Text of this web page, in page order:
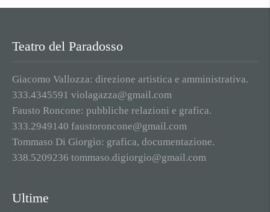
Teatro del Paradosso
Giacomo Vallozza: direzione artistica e amministrativa.
333.4345591 violagazza@gmail.com
Fausto Roncone: pubbliche relazioni e grafica.
333.2949140 faustoroncone@gmail.com
Tommaso Di Giorgio: grafica, documentazione.
338.5209236 tommaso.digiorgio@gmail.com
Ultime